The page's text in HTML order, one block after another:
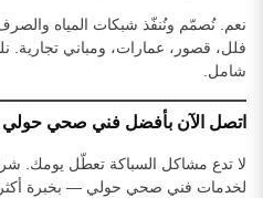
نعم. نُصمّم ونُنفّذ شبكات المياه
فلل، قصور، عمارات، ومباني تجارية.
شامل.
اتصل الآن بأفضل فني صحي
لا تدع مشاكل السباكة تعطّل يومك.